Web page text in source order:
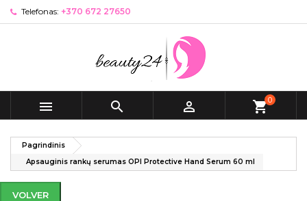
Telefonas: +370 672 27650
   shopping_cart0
Pagrindinis
Apsauginis rankų serumas OPI Protective Hand Serum 60 ml
VOLVER